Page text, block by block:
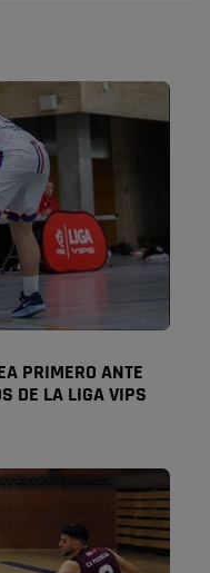
PRIMERO ANTE
DE LA LIGA VIPS